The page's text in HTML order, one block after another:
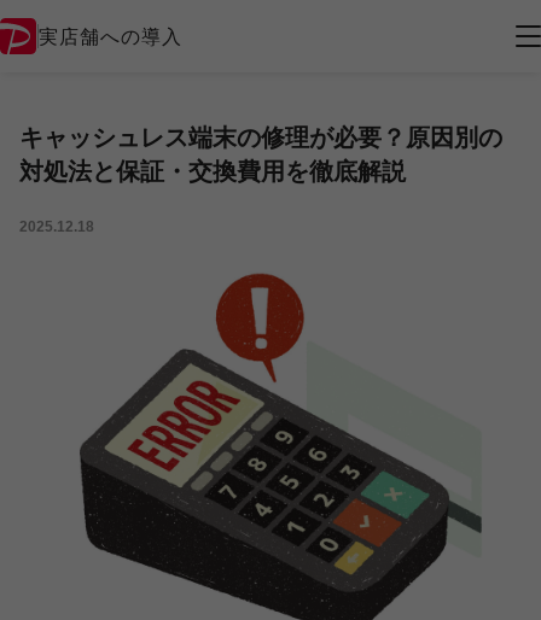
実店舗への導入
キャッシュレス端末の修理が必要？原因別の
対処法と保証・交換費用を徹底解説
2025.12.18